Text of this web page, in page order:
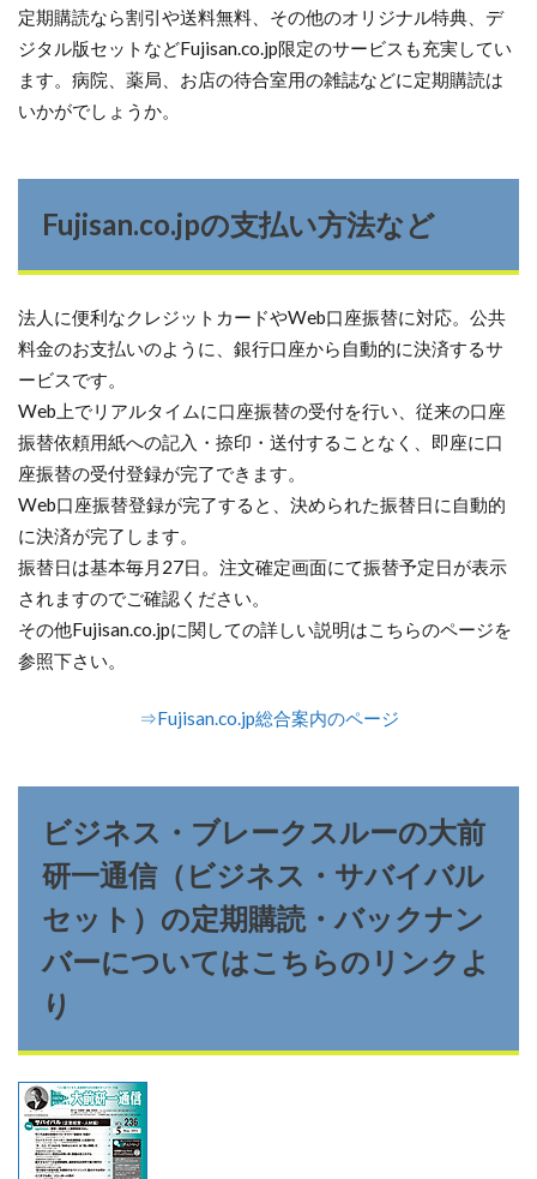
定期購読なら割引や送料無料、その他のオリジナル特典、デ
ジタル版セットなどFujisan.co.jp限定のサービスも充実してい
ます。病院、薬局、お店の待合室用の雑誌などに定期購読は
いかがでしょうか。
Fujisan.co.jpの支払い方法など
法人に便利なクレジットカードやWeb口座振替に対応。公共
料金のお支払いのように、銀行口座から自動的に決済するサ
ービスです。
Web上でリアルタイムに口座振替の受付を行い、従来の口座
振替依頼用紙への記入・捺印・送付することなく、即座に口
座振替の受付登録が完了できます。
Web口座振替登録が完了すると、決められた振替日に自動的
に決済が完了します。
振替日は基本毎月27日。注文確定画面にて振替予定日が表示
されますのでご確認ください。
その他Fujisan.co.jpに関しての詳しい説明はこちらのページを
参照下さい。
⇒Fujisan.co.jp総合案内のページ
ビジネス・ブレークスルーの大前
研一通信（ビジネス・サバイバル
セット）の定期購読・バックナン
バーについてはこちらのリンクよ
り